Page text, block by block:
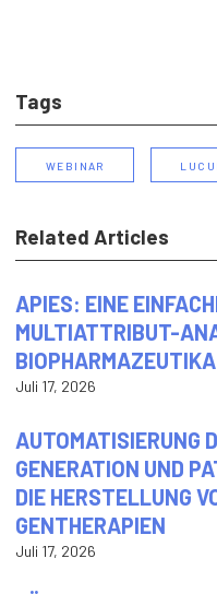
Tags
WEBINAR
Related Articles
APIES: EINE
MULTIATTRIBUT-
BIOPHARMAZEUTIKA
Juli 17, 2026
AUTOMATISIERUNG
GENERATION UND
DIE HERSTELLUNG
GENTHERAPIEN
Juli 17, 2026